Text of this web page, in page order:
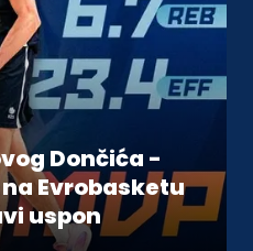
Dončića -
Evrobasketu
uspon